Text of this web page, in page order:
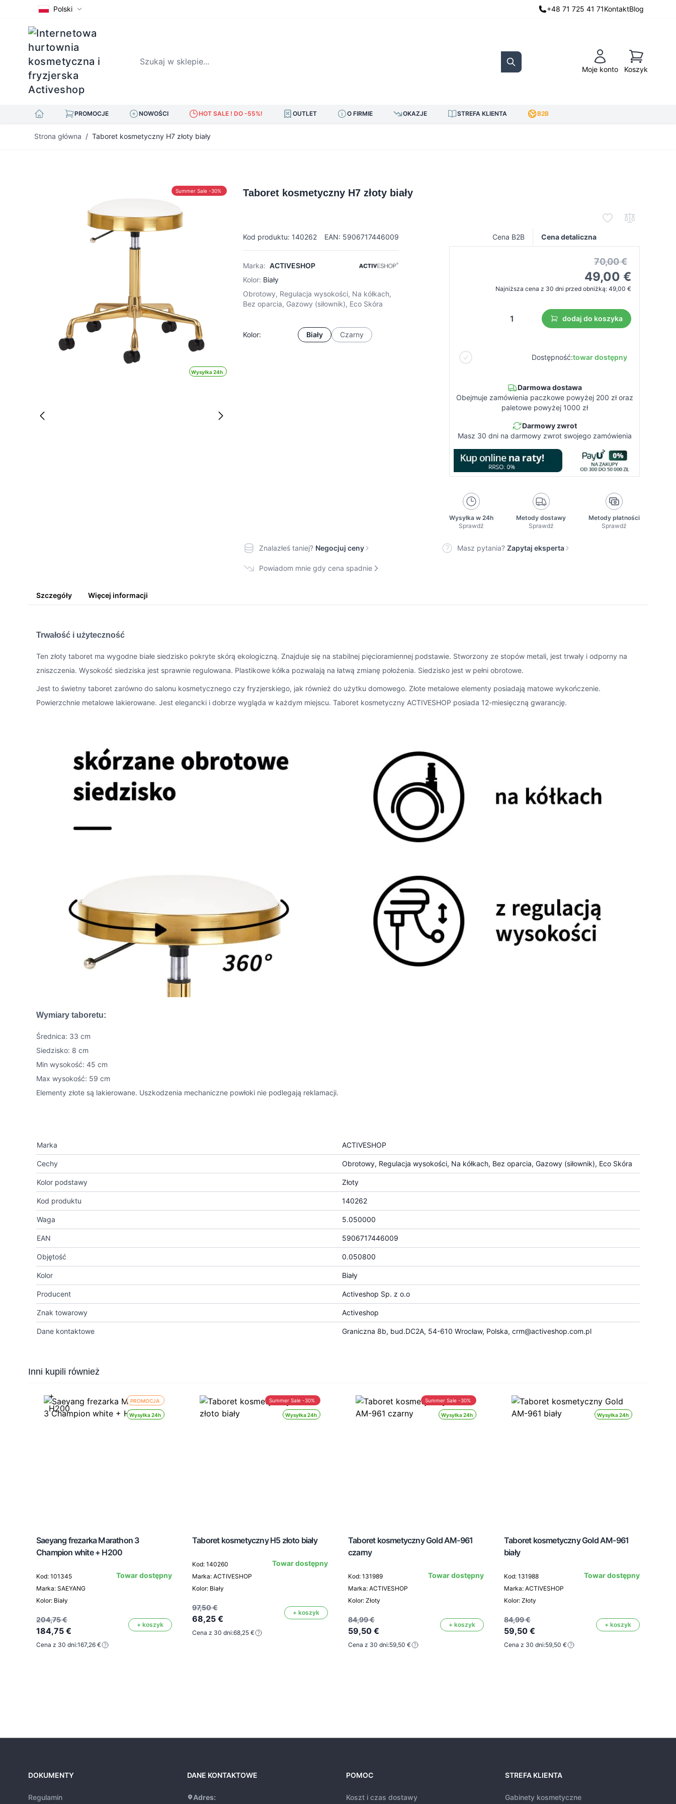
Polski +48 71 725 41 71KontaktBlog
Szukaj w sklepie...
Search Moje konto
Koszyk
Koszyk
PROMOCJE NOWOŚCI HOT SALE ! DO -55%! OUTLET O FIRMIE OKAZJE STREFA KLIENTA B2B
Strona główna / Taboret kosmetyczny H7 złoty biały
Wysyłka 24h
Summer Sale -30% Taboret kosmetyczny H7 złoty biały
Kod produktu: 140262 EAN: 5906717446009
Marka: ACTIVESHOP
Kolor: Biały
Obrotowy, Regulacja wysokości, Na kółkach,
Bez oparcia, Gazowy (siłownik), Eco Skóra
Kolor: Biały Czarny
Cena B2B Cena detaliczna
70,00 €
49,00 €
Najniższa cena z 30 dni przed obniżką: 49,00 €
dodaj do koszyka
Dostępność:towar dostępny
Darmowa dostawa
Obejmuje zamówienia paczkowe powyżej 200 zł oraz
paletowe powyżej 1000 zł
Darmowy zwrot
Masz 30 dni na darmowy zwrot swojego zamówienia
Wysyłka w 24h
Sprawdź
Metody dostawy
Sprawdź
Metody płatności
Sprawdź
Znalazłeś taniej? Negocjuj ceny Masz pytania? Zapytaj eksperta
Powiadom mnie gdy cena spadnie
Szczegóły Więcej informacji
Trwałość i użyteczność
Ten złoty taboret ma wygodne białe siedzisko pokryte skórą ekologiczną. Znajduje się na stabilnej pięcioramiennej podstawie. Stworzony ze stopów metali, jest trwały i odporny na
zniszczenia. Wysokość siedziska jest sprawnie regulowana. Plastikowe kółka pozwalają na łatwą zmianę położenia. Siedzisko jest w pełni obrotowe.
Jest to świetny taboret zarówno do salonu kosmetycznego czy fryzjerskiego, jak również do użytku domowego. Złote metalowe elementy posiadają matowe wykończenie.
Powierzchnie metalowe lakierowane. Jest elegancki i dobrze wygląda w każdym miejscu. Taboret kosmetyczny ACTIVESHOP posiada 12-miesięczną gwarancję.
Wymiary taboretu:
Średnica: 33 cm
Siedzisko: 8 cm
Min wysokość: 45 cm
Max wysokość: 59 cm
Elementy złote są lakierowane. Uszkodzenia mechaniczne powłoki nie podlegają reklamacji.
Marka ACTIVESHOP
Cechy Obrotowy, Regulacja wysokości, Na kółkach, Bez oparcia, Gazowy (siłownik), Eco Skóra
Kolor podstawy Złoty
Kod produktu 140262
Waga 5.050000
EAN 5906717446009
Objętość 0.050800
Kolor Biały
Producent Activeshop Sp. z o.o
Znak towarowy Activeshop
Dane kontaktowe Graniczna 8b, bud.DC2A, 54-610 Wrocław, Polska, crm@activeshop.com.pl
Press to skip carousel
Inni kupili również
PROMOCJA
Wysyłka 24h
Saeyang frezarka Marathon 3
Champion white + H200
Kod: 101345
Marka: SAEYANG
Kolor: Biały
Towar dostępny
204,75 €
184,75 €
+ koszyk
Cena z 30 dni:167,26 €
Wysyłka 24h
Summer Sale -30%
Taboret kosmetyczny H5 złoto biały
Kod: 140260
Marka: ACTIVESHOP
Kolor: Biały
Towar dostępny
97,50 €
68,25 €
+ koszyk
Cena z 30 dni:68,25 €
Wysyłka 24h
Summer Sale -30%
Taboret kosmetyczny Gold AM-961
czarny
Kod: 131989
Marka: ACTIVESHOP
Kolor: Złoty
Towar dostępny
84,99 €
59,50 €
+ koszyk
Cena z 30 dni:59,50 €
Wysyłka 24h
Taboret kosmetyczny Gold AM-961
biały
Kod: 131988
Marka: ACTIVESHOP
Kolor: Złoty
Towar dostępny
84,99 €
59,50 €
+ koszyk
Cena z 30 dni:59,50 €
DOKUMENTY
Regulamin
DANE KONTAKTOWE
Adres:
POMOC
Koszt i czas dostawy
STREFA KLIENTA
Gabinety kosmetyczne